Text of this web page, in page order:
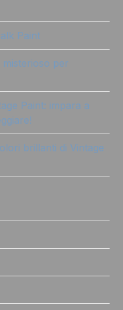
Paint
per
Paint: impara a
brillanti di Vintage